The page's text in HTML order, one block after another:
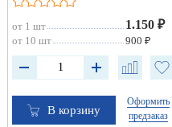
от 1 шт 1.150 ₽
от 10 шт 900 ₽
В корзину
Оформить
предзаказ